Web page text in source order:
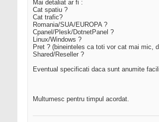
Mai detaliat ar fi :
Cat spatiu ?
Cat trafic?
Romania/SUA/EUROPA ?
Cpanel/Plesk/DotnetPanel ?
Linux/Windows ?
Pret ? (bineinteles ca toti vor cat mai mic,
Shared/Reseller ?
Eventual specificati daca sunt anumite
Multumesc pentru timpul acordat.